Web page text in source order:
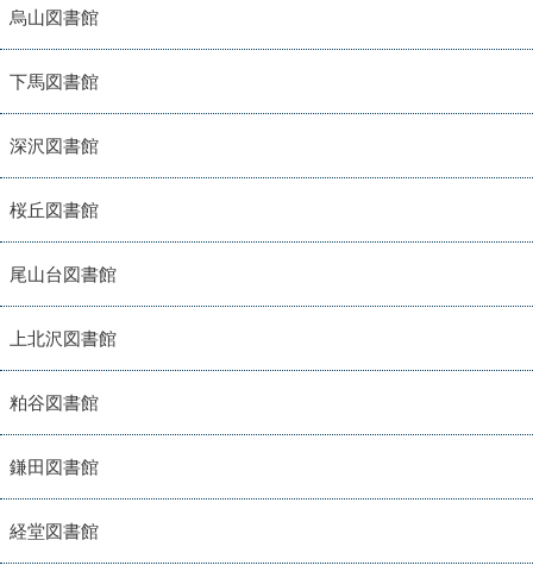
烏山図書館
下馬図書館
深沢図書館
桜丘図書館
尾山台図書館
上北沢図書館
粕谷図書館
鎌田図書館
経堂図書館